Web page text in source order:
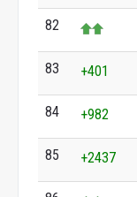
82
83 +401
84 +982
85 +2437